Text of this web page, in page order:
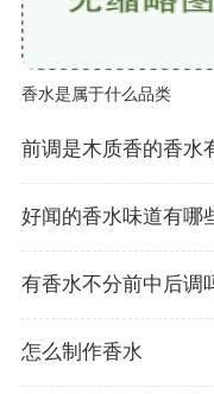
香水是属于什么品类
前调是木质香的香水
好闻的香水味道有哪
有香水不分前中后调
怎么制作香水